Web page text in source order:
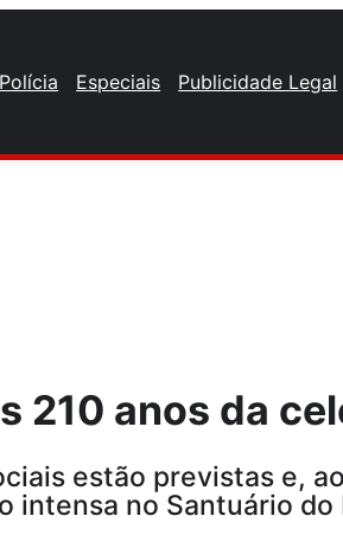
Polícia Especiais Publicidade Legal
210 anos da
estão previstas e,
intensa no Santuário do